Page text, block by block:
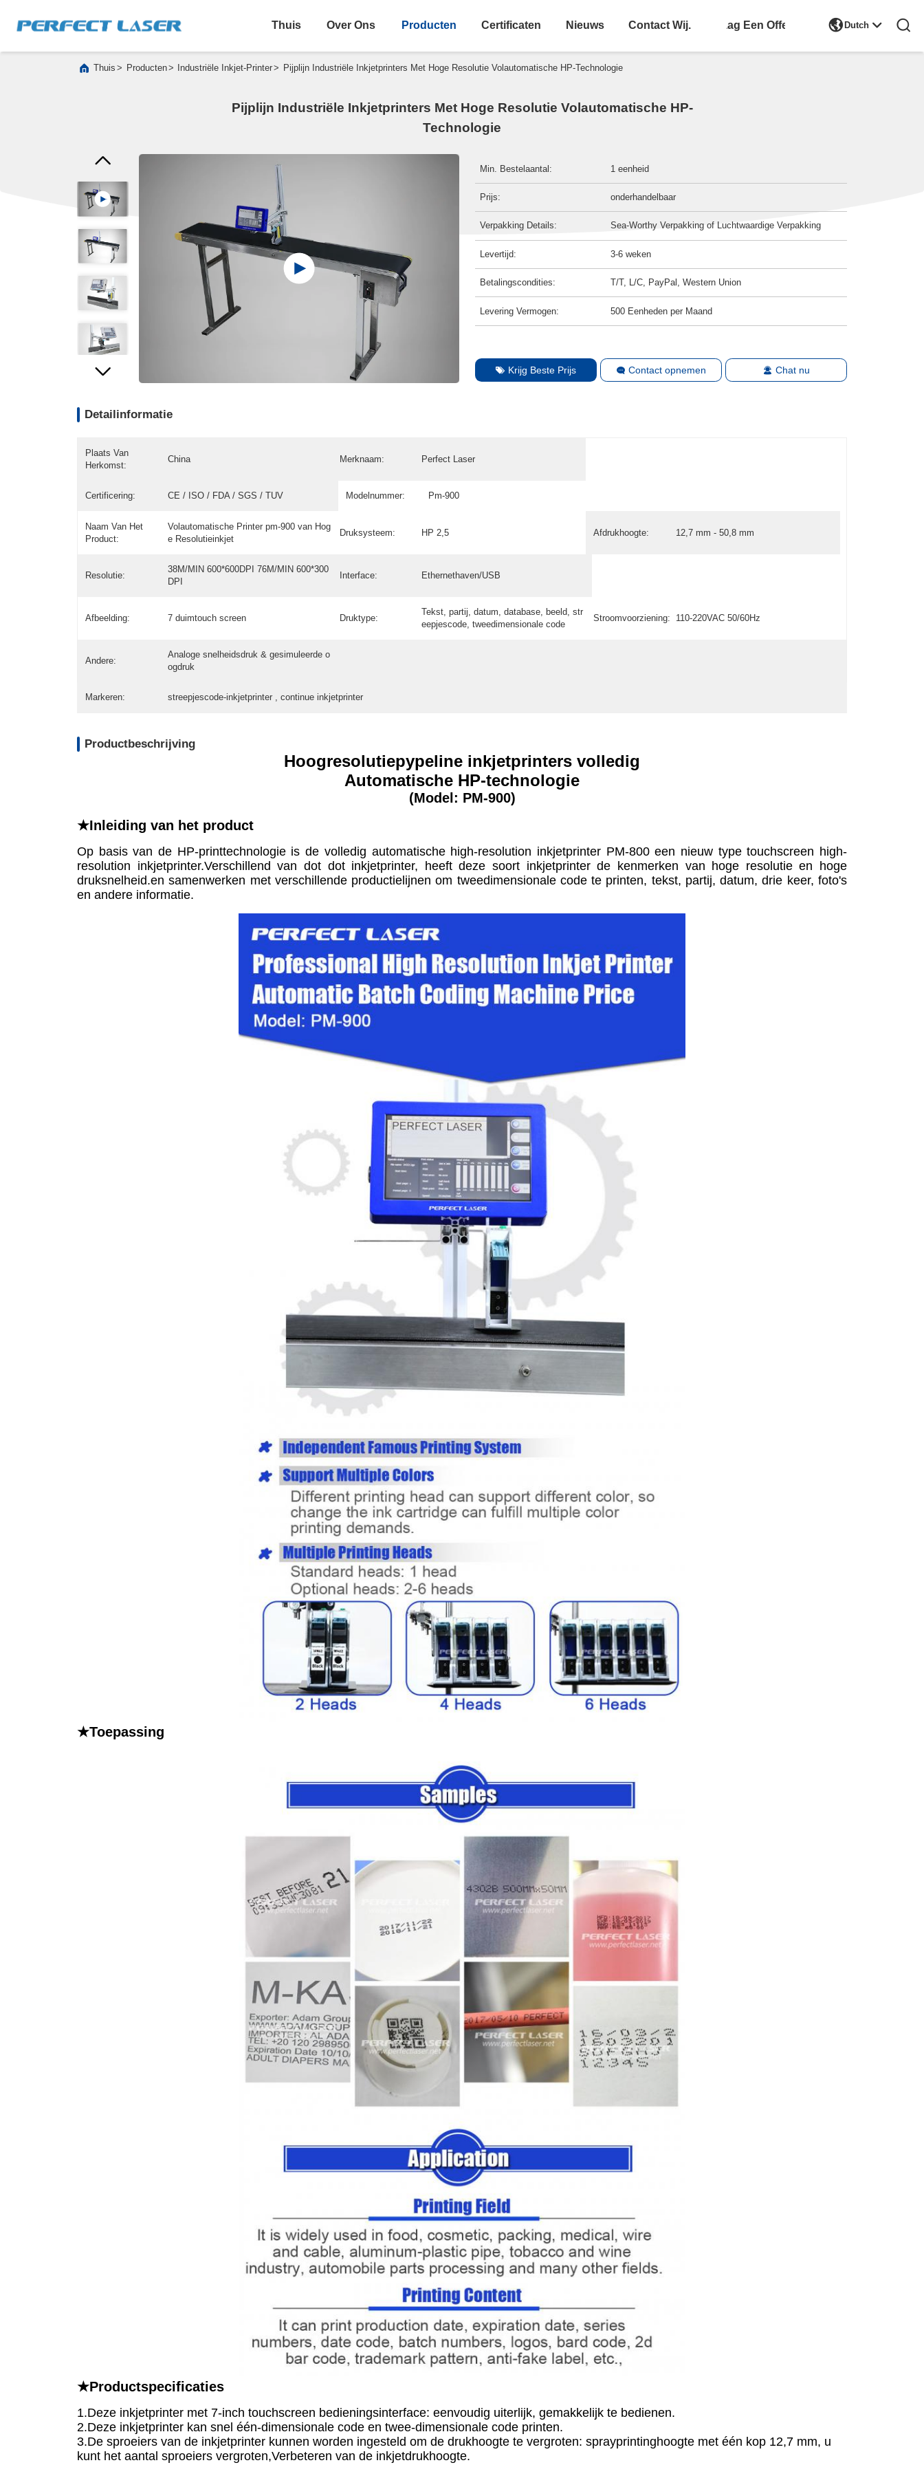
Thuis Over Ons Producten Certificaten Nieuws Contact Wij. Vraag Een Offerte Dutch 
Thuis > Producten> Industriële Inkjet-Printer> Pijplijn Industriële Inkjetprinters Met Hoge Resolutie Volautomatische HP-Technologie
Pijplijn Industriële Inkjetprinters Met Hoge Resolutie Volautomatische HP-
Technologie
Min. Bestelaantal: 1 eenheid
Prijs: onderhandelbaar
Verpakking Details: Sea-Worthy Verpakking of Luchtwaardige Verpakking
Levertijd: 3-6 weken
Betalingscondities: T/T, L/C, PayPal, Western Union
Levering Vermogen: 500 Eenheden per Maand
Krijg Beste Prijs Contact opnemen Chat nu
Detailinformatie
Plaats Van
Herkomst:
China Merknaam: Perfect Laser
Certificering: CE / ISO / FDA / SGS / TUV Modelnummer: Pm-900
Naam Van Het
Product:
Volautomatische Printer pm-900 van Hog
e Resolutieinkjet
Druksysteem: HP 2,5 Afdrukhoogte: 12,7 mm - 50,8 mm
Resolutie:
38M/MIN 600*600DPI 76M/MIN 600*300
DPI
Interface: Ethernethaven/USB
Afbeelding: 7 duimtouch screen Druktype:
Tekst, partij, datum, database, beeld, str
eepjescode, tweedimensionale code
Stroomvoorziening: 110-220VAC 50/60Hz
Andere:
Analoge snelheidsdruk & gesimuleerde o
ogdruk
Markeren: streepjescode-inkjetprinter , continue inkjetprinter
Productbeschrijving
Hoogresolutiepypeline inkjetprinters volledig
Automatische HP-technologie
(Model: PM-900)
★Inleiding van het product
Op basis van de HP-printtechnologie is de volledig automatische high-resolution inkjetprinter PM-800 een nieuw type touchscreen high-
resolution inkjetprinter.Verschillend van dot dot inkjetprinter, heeft deze soort inkjetprinter de kenmerken van hoge resolutie en hoge
druksnelheid.en samenwerken met verschillende productielijnen om tweedimensionale code te printen, tekst, partij, datum, drie keer, foto's
en andere informatie.
★Toepassing
★Productspecificaties
1.Deze inkjetprinter met 7-inch touchscreen bedieningsinterface: eenvoudig uiterlijk, gemakkelijk te bedienen.
2.Deze inkjetprinter kan snel één-dimensionale code en twee-dimensionale code printen.
3.De sproeiers van de inkjetprinter kunnen worden ingesteld om de drukhoogte te vergroten: sprayprintinghoogte met één kop 12,7 mm, u
kunt het aantal sproeiers vergroten,Verbeteren van de inkjetdrukhoogte.